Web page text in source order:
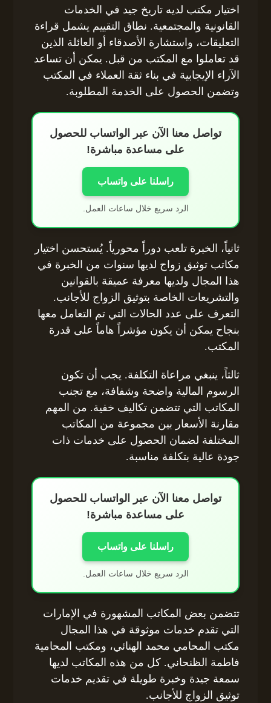
اختيار مكتب لديه تاريخ جيد في الخدمات
القانونية والمجتمعية. نطاق التقييم يشمل قراءة
التعليقات، واستشارة الأصدقاء أو العائلة الذين
قد تعاملوا مع المكتب من قبل. يمكن أن تساعد
الآراء الإيجابية في بناء ثقة العملاء في المكتب
وتضمن الحصول على الخدمة المطلوبة.
تواصل معنا الآن عبر الواتساب للحصول
على مساعدة مباشرة!
راسلنا على واتساب
الرد سريع خلال ساعات العمل.
ثانياً، الخبرة تلعب دوراً محورياً. يُستحسن اختيار
مكاتب توثيق زواج لديها سنوات من الخبرة في
هذا المجال ولديها معرفة عميقة بالقوانين
والتشريعات الخاصة بتوثيق الزواج للأجانب.
التعرف على عدد الحالات التي تم التعامل معها
بنجاح يمكن أن يكون مؤشراً هاماً على قدرة
المكتب.
ثالثاً، ينبغي مراعاة التكلفة. يجب أن تكون
الرسوم المالية واضحة وشفافة، مع تجنب
المكاتب التي تتضمن تكاليف خفية. من المهم
مقارنة الأسعار بين مجموعة من المكاتب
المختلفة لضمان الحصول على خدمات ذات
جودة عالية بتكلفة مناسبة.
تواصل معنا الآن عبر الواتساب للحصول
على مساعدة مباشرة!
راسلنا على واتساب
الرد سريع خلال ساعات العمل.
تتضمن بعض المكاتب المشهورة في الإمارات
التي تقدم خدمات موثوقة في هذا المجال
مكتب المحامي محمد الهنائي، ومكتب المحامية
فاطمة الظنحاني. كل من هذه المكاتب لديها
سمعة جيدة وخبرة طويلة في تقديم خدمات
توثيق الزواج للأجانب.